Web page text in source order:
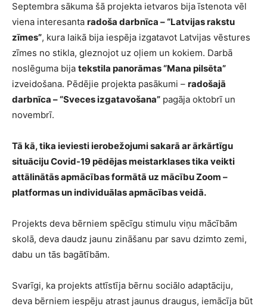
Septembra sākuma šā projekta ietvaros bija īstenota vēl
viena interesanta radoša darbnīca – “Latvijas rakstu
zīmes”, kura laikā bija iespēja izgatavot Latvijas vēstures
zīmes no stikla, gleznojot uz oļiem un kokiem. Darbā
noslēguma bija tekstila panorāmas “Mana pilsēta”
izveidošana. Pēdējie projekta pasākumi – radošajā
darbnīca – “Sveces izgatavošana” pagāja oktobrī un
novembrī.
Tā kā, tika ieviesti ierobežojumi sakarā ar ārkārtīgu
situāciju Covid-19 pēdējas meistarklases tika veikti
attālinātās apmācības formātā uz mācību Zoom –
platformas un individuālas apmācības veidā.
Projekts deva bērniem spēcīgu stimulu viņu mācībām
skolā, deva daudz jaunu zināšanu par savu dzimto zemi,
dabu un tās bagātībām.
Svarīgi, ka projekts attīstīja bērnu sociālo adaptāciju,
deva bērniem iespēju atrast jaunus draugus, iemācīja būt